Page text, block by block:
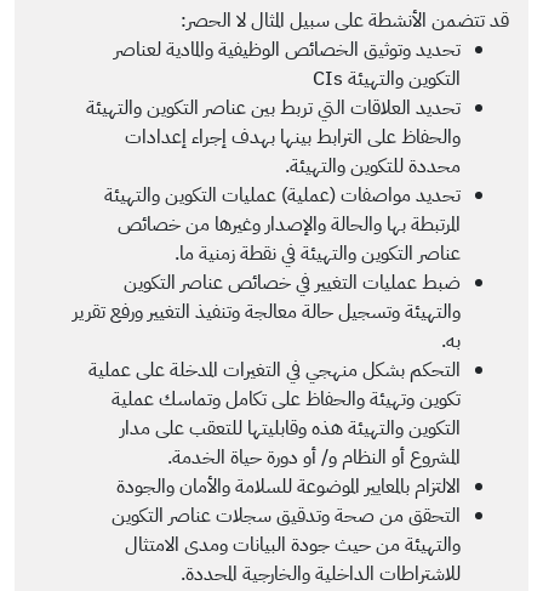
قد تتضمن الأنشطة على سبيل المثال لا الحصر:
تحديد وتوثيق الخصائص الوظيفية والمادية لعناصر
التكوين والتهيئة CIs
تحديد العلاقات التي تربط بين عناصر التكوين والتهيئة
والحفاظ على الترابط بينها بهدف إجراء إعدادات
محددة للتكوين والتهيئة.
تحديد مواصفات (عملية) عمليات التكوين والتهيئة
المرتبطة بها والحالة والإصدار وغيرها من خصائص
عناصر التكوين والتهيئة في نقطة زمنية ما.
ضبط عمليات التغيير في خصائص عناصر التكوين
والتهيئة وتسجيل حالة معالجة وتنفيذ التغيير ورفع تقرير
به.
التحكم بشكل منهجي في التغيرات المدخلة على عملية
تكوين وتهيئة والحفاظ على تكامل وتماسك عملية
التكوين والتهيئة هذه وقابليتها للتعقب على مدار
المشروع أو النظام و/ أو دورة حياة الخدمة.
الالتزام بالمعايير الموضوعة للسلامة والأمان والجودة
التحقق من صحة وتدقيق سجلات عناصر التكوين
والتهيئة من حيث جودة البيانات ومدى الامتثال
للاشتراطات الداخلية والخارجية المحددة.